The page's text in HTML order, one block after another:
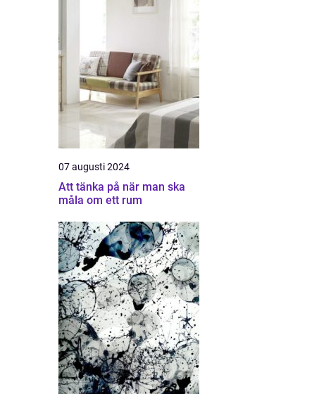
07 augusti 2024
Att tänka på när man ska
måla om ett rum